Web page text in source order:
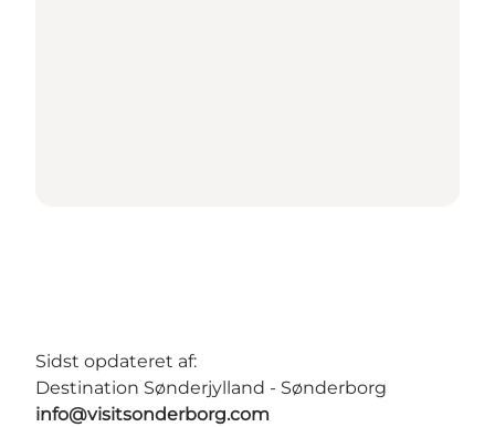
Sidst opdateret af:
Destination Sønderjylland - Sønderborg
info@visitsonderborg.com